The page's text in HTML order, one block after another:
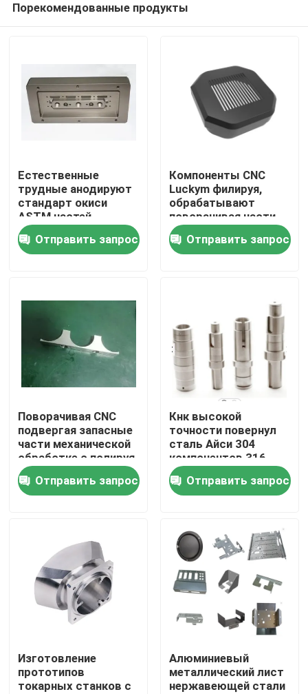
Продукты
VR - шоу
О нас
Путешествие фабрики
Свяжитесь мы
Новости
Cnc точности подвергал части механической
Порекомендованные продукты
Естественные
трудные анодируют
стандарт окиси
ASTM частей
запасной части
металла черный
Отправить запрос
Компоненты CNC
Luckym филируя,
обрабатывают
поворачивая части
на токарном станке
для того чтобы
омеднять материал
Отправить запрос
Поворачивая CNC
подвергая запасные
части механической
обработке с полируя
Удаление заусенцев
финишем
плакировкой Chrome
Отправить запрос
Кнк высокой
точности повернул
сталь Айси 304
компонентов 316
4140 обработка
завода 4130 валов
Отправить запрос
Изготовление
прототипов
токарных станков с
Алюминиевый
металлический лист
нержавеющей стали